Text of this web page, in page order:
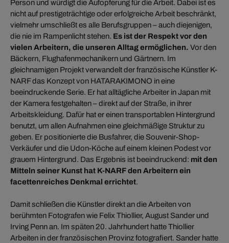
Person und würdigt die Aufopferung für die Arbeit. Dabei ist es
nicht auf prestigeträchtige oder erfolgreiche Arbeit beschränkt,
vielmehr umschließt es alle Berufsgruppen – auch diejenigen,
die nie im Rampenlicht stehen. Es ist der Respekt vor den
vielen Arbeitern, die unseren Alltag ermöglichen. Vor den
Bäckern, Flughafenmechanikern und Gärtnern. Im
gleichnamigen Projekt verwandelt der französische Künstler K-
NARF das Konzept von HATARAKIMONO in eine
beeindruckende Serie. Er hat alltägliche Arbeiter in Japan mit
der Kamera festgehalten – direkt auf der Straße, in ihrer
Arbeitskleidung. Dafür hat er einen transportablen Hintergrund
benutzt, um allen Aufnahmen eine gleichmäßige Struktur zu
geben. Er positionierte die Busfahrer, die Souvenir-Shop-
Verkäufer und die Udon-Köche auf einem kleinen Podest vor
grauem Hintergrund. Das Ergebnis ist beeindruckend: mit den
Mitteln seiner Kunst hat K-NARF den Arbeitern ein
facettenreiches Denkmal errichtet.
Damit schließen die Künstler direkt an die Arbeiten von
berühmten Fotografen wie Felix Thiollier, August Sander und
Irving Penn an. Im späten 20. Jahrhundert hatte Thiollier
Arbeiten in der französischen Provinz fotografiert. Sander hatte